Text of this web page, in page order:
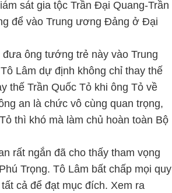
sát gia tộc Trần Đại Quang-Trần
để vào Trung ương Đảng ở Đại
ông tướng trẻ này vào Trung
Lâm dự định không chỉ thay thế
thế Trần Quốc Tỏ khi ông Tỏ về
an là chức vô cùng quan trọng,
thì khó mà làm chủ hoàn toàn Bộ
rất ngắn đã cho thấy tham vọng
Trọng. Tô Lâm bất chấp mọi quy
cả để đạt mục đích. Xem ra